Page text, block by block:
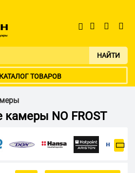
НАЙТИ
КАТАЛОГ ТОВАРОВ
NO FROST